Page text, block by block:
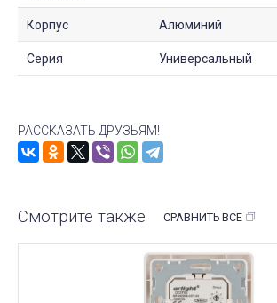
Корпус Алюминий
Серия Универсальный
РАССКАЗАТЬ ДРУЗЬЯМ!
Смотрите также СРАВНИТЬ ВСЕ